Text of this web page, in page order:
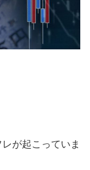
が起こっていま